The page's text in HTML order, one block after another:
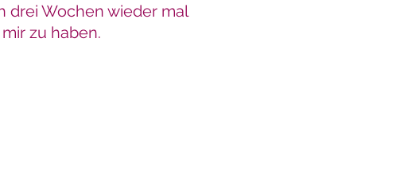
drei Wochen wieder mal
zu haben.